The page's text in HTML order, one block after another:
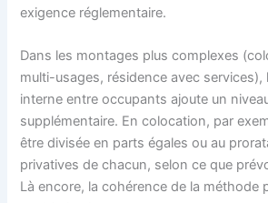
exigence réglementaire.
Dans les montages plus complexes
multi-usages, résidence avec services),
interne entre occupants ajoute un
supplémentaire. En colocation, par
être divisée en parts égales ou au
privatives de chacun, selon ce que
Là encore, la cohérence de la méthode